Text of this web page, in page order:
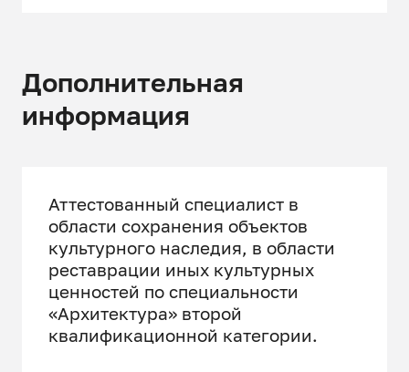
Дополнительная
информация
Аттестованный специалист в
области сохранения объектов
культурного наследия, в области
реставрации иных культурных
ценностей по специальности
«Архитектура» второй
квалификационной категории.